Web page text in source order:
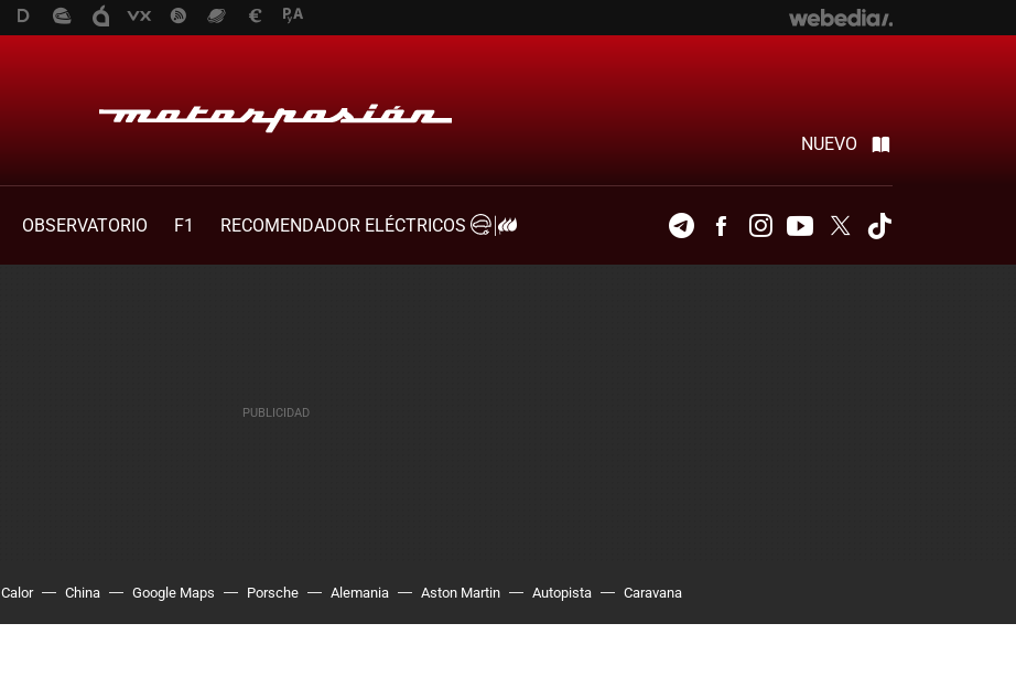
NUEVO
OBSERVATORIO F1
RECOMENDADOR ELÉCTRICOS
TelegramFacebookInstagramYoutubeTwitter
Calor China Google Maps Porsche Alemania Aston Martin Autopista Caravana